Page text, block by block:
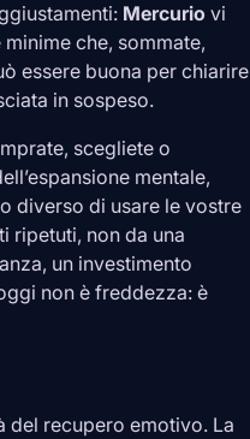
Mercurio vi
che, sommate,
essere buona per chiarire
in sospeso.
scegliete o
mentale,
diverso di usare le vostre
ripetuti, non da una
un investimento
non è freddezza: è
del recupero emotivo. La